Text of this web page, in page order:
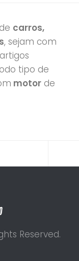
carros,
, sejam com
tipo de
motor de
Reserved.